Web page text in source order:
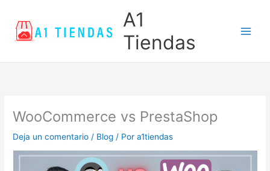
contenido
A1
Tiendas
WooCommerce vs PrestaShop
Deja un comentario / Blog / Pora1tiendas